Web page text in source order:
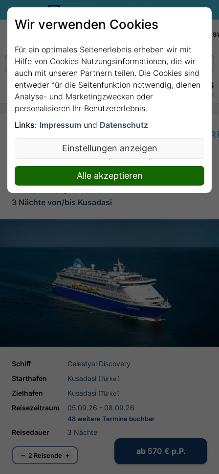
35€ Reisegutschein sichern.
+49 228 3875 7256
Persönlich · Kostenlos · Täglich 08–22 Uhr
3 Nächte -
Ägäische
Entdeckungsreise
mit Celestyal
Discovery
3 Nächte von/bis Kusadasi
Schiff
Celestyal Discovery
Starthafen
Kusadasi (Türkei)
Zielhafen Kusadasi (Türkei)
Reisezeitraum 05.09.26 - 08.09.26
48 weitere Termine buchbar
Reisedauer 3 Nächte
− 2 Reisende + ab 570 € p.P.
Wir verwenden Cookies
Für ein optimales Seitenerlebnis erheben wir mit
Hilfe von Cookies Nutzungsinformationen, die wir
auch mit unseren Partnern teilen. Die Cookies sind
entweder für die Seitenfunktion notwendig, dienen
Analyse- und Marketingzwecken oder
personalisieren Ihr Benutzererlebnis.
Links: Impressum und Datenschutz
Einstellungen anzeigen
Alle akzeptieren